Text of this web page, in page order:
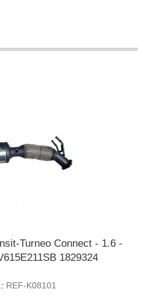
Turneo Connect - 1.6 -
1829324
REF-K08101